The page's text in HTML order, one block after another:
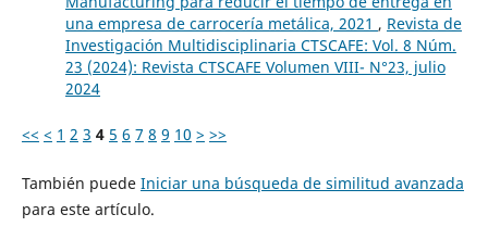
una empresa de carrocería metálica, 2021 , Revista de
Investigación Multidisciplinaria CTSCAFE: Vol. 8 Núm.
23 (2024): Revista CTSCAFE Volumen VIII- N°23, julio
2024
<< < 1 2 3 4 5 6 7 8 9 10 > >>
También puede Iniciar una búsqueda de similitud avanzada
para este artículo.